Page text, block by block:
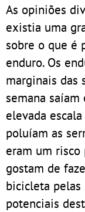
As opiniões
existia uma
sobre o que é
enduro. Os
marginais das
semana saíam
elevada
poluíam as
eram um risco
gostam de
bicicleta pelas
potenciais